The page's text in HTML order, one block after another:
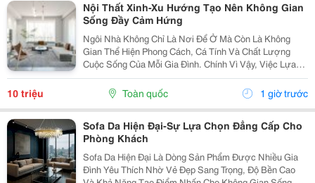
Nội Thất Xinh-Xu Hướng Tạo Nên Không Gian
Sống Đầy Cảm Hứng
Ngôi Nhà Không Chỉ Là Nơi Để Ở Mà Còn Là Không
Gian Thể Hiện Phong Cách, Cá Tính Và Chất Lượng
Cuộc Sống Của Mỗi Gia Đình. Chính Vì Vậy, Việc Lựa
Chọn Nội Thất Xinh Đang Trở Thành Xu Hướng Được
Nhiều Người Quan Tâm Khi Muốn Biến Không Gian
Sống Trở...
10 triệu Toàn quốc 1 giờ trước
Sofa Da Hiện Đại-Sự Lựa Chọn Đẳng Cấp Cho
Phòng Khách
Sofa Da Hiện Đại Là Dòng Sản Phẩm Được Nhiều Gia
Đình Yêu Thích Nhờ Vẻ Đẹp Sang Trọng, Độ Bền Cao